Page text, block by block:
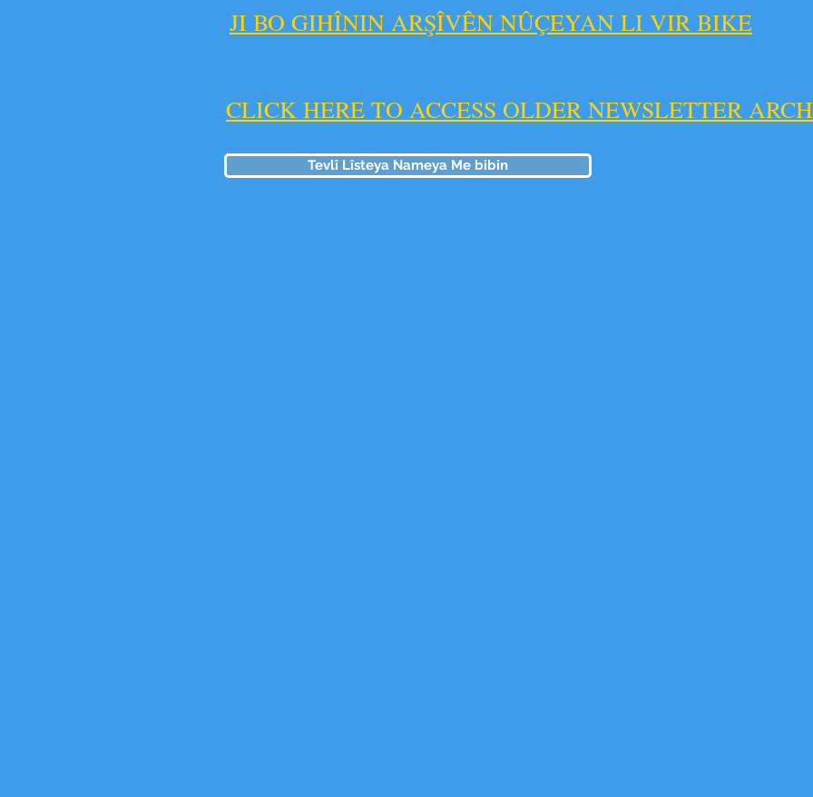
JI BO GIHÎNIN ARŞÎVÊN NÛÇEYAN LI VIR BIKE
CLICK HERE TO ACCESS OLDER NEWSLETTER
Tevlî Lîsteya Nameya Me bibin